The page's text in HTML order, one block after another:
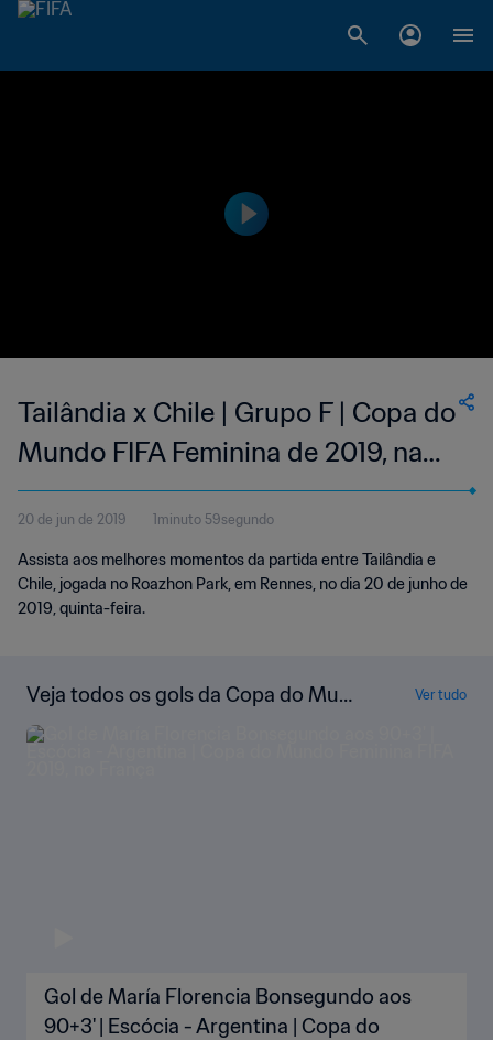
Tailândia x Chile | Grupo F | Copa do
Mundo FIFA Feminina de 2019, na
França | Melhores Momentos
20 de jun de 2019 1minuto 59segundo
Assista aos melhores momentos da partida entre Tailândia e
Chile, jogada no Roazhon Park, em Rennes, no dia 20 de junho de
2019, quinta-feira.
Veja todos os gols da Copa do Mun
do Feminina FIFA 2019, no França
Ver tudo
Gol de María Florencia Bonsegundo aos
90+3' | Escócia - Argentina | Copa do